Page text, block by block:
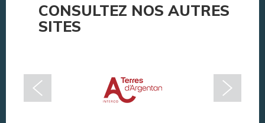
CONSULTEZ NOS AUTRES
SITES